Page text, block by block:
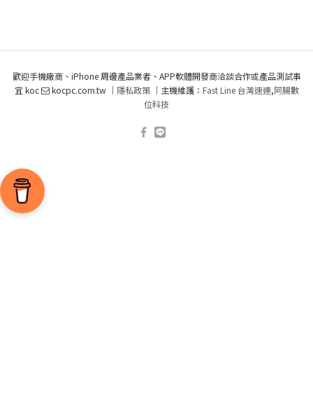
歡迎手機廠商、iPhone 周邊產品業者、APP軟體開發商洽談合作或產品測試事
宜 koc
kocpc.com.tw ｜ 隱私政策｜主機維護： Fast Line 台灣速連,阿腸數
位科技